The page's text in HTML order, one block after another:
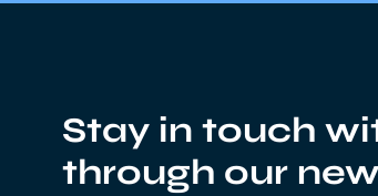
Stay in touch
through our